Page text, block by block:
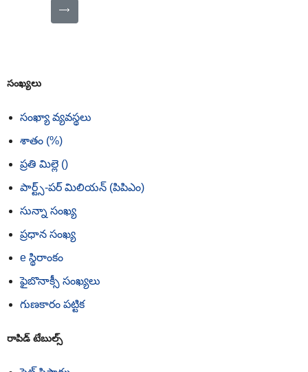
⟶
సంఖ్యలు
సంఖ్యా వ్యవస్థలు
శాతం (%)
ప్రతి మిల్లె ()
పార్ట్స్-పర్ మిలియన్ (పిపిఎం)
సున్నా సంఖ్య
ప్రధాన సంఖ్య
e స్థిరాంకం
ఫైబొనాక్సీ సంఖ్యలు
గుణకారం పట్టిక
రాపిడ్ టేబుల్స్